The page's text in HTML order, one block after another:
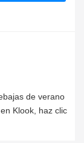
de verano
Klook, haz clic